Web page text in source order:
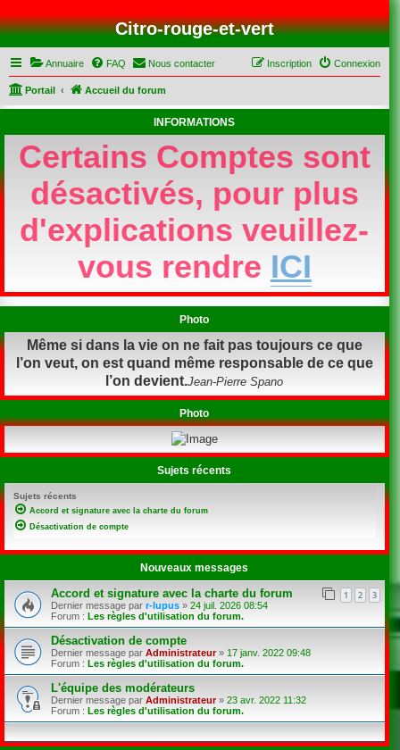
Citro-rouge-et-vert
Annuaire FAQ Nous contacter Connexion
Inscription
Portail Accueil du forum
INFORMATIONS
Certains Comptes sont
désactivés, pour plus
d'explications veuillez-
vous rendre ICI
Photo
Même si dans la vie on ne fait pas toujours ce que
l’on veut, on est quand même responsable de ce que
l’on devient.Jean-Pierre Spano
Photo
Sujets récents
Sujets récents
Accord et signature avec la charte du forum
Désactivation de compte
Nouveaux messages
Accord et signature avec la charte du forum 1 2 3
Dernier message par r-lupus » 24 juil. 2026 08:54
Forum : Les règles d'utilisation du forum.
Désactivation de compte
Dernier message par Administrateur» 17 janv. 2022 09:48
Forum : Les règles d'utilisation du forum.
L'équipe des modérateurs
Dernier message par Administrateur» 23 avr. 2022 11:32
Forum : Les règles d'utilisation du forum.